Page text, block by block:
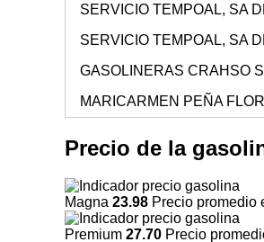
SERVICIO TEMPOAL, SA
SERVICIO TEMPOAL, SA
GASOLINERAS CRAHSO
MARICARMEN PEÑA
Precio de la
Magna 23.98 Precio promedio
Premium 27.70 Precio